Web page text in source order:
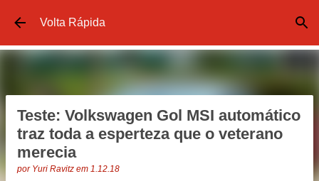
Pular para o conteúdo principal
Volta Rápida
Teste: Volkswagen Gol MSI automático
traz toda a esperteza que o veterano
merecia
por Yuri Ravitz em 1.12.18